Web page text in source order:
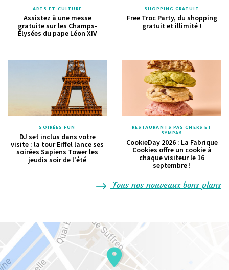
ARTS ET CULTURE
Assistez à une messe
gratuite sur les Champs-
Élysées du pape Léon XIV
SHOPPING GRATUIT
Free Troc Party, du shopping
gratuit et illimité !
SOIRÉES FUN
DJ set inclus dans votre
visite : la tour Eiffel lance ses
soirées Sapiens Tower les
jeudis soir de l'été
RESTAURANTS PAS CHERS ET
SYMPAS
CookieDay 2026 : La Fabrique
Cookies offre un cookie à
chaque visiteur le 16
septembre !
Tous nos nouveaux bons plans